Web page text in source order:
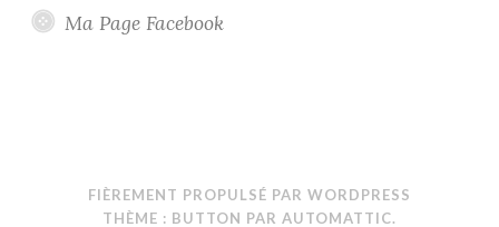
Ma Page Facebook
FIÈREMENT PROPULSÉ PAR WORDPRESS
THÈME : BUTTON PAR AUTOMATTIC.